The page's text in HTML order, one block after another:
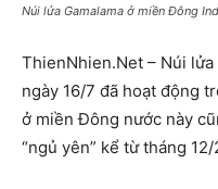
Núi lửa Gamalama ở miền Đông
ThienNhien.Net – Núi
ngày 16/7 đã hoạt động
ở miền Đông nước này
“ngủ yên” kể từ tháng 12/